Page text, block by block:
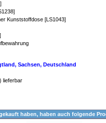
Kunststoffdose [LS1043]
Sachsen, Deutschland
lieferbar
haben, haben auch folgende